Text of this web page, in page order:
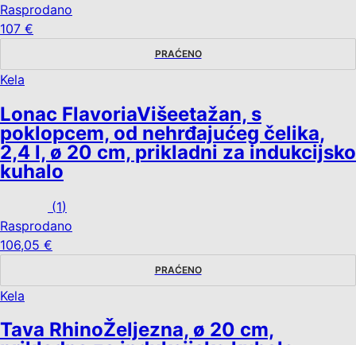
Rasprodano
107 €
PRAĆENO
Kela
Lonac FlavoriaVišeetažan, s
poklopcem, od nehrđajućeg čelika,
2,4 l, ø 20 cm, prikladni za indukcijsko
kuhalo
(1)
Rasprodano
106,05 €
PRAĆENO
Kela
Tava RhinoŽeljezna, ø 20 cm,